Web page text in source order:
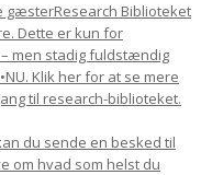
gæsterResearch Biblioteket
Dette er kun for
men stadig fuldstændig
Klik her for at se mere
til research-biblioteket.
du sende en besked til
om hvad som helst du